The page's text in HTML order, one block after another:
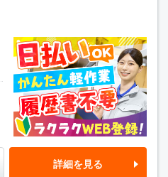
詳細を見る